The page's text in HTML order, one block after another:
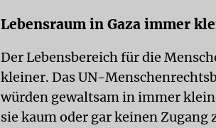
Lebensraum in Gaza immer
Der Lebensbereich für die
kleiner. Das UN-
würden gewaltsam in immer
sie kaum oder gar keinen